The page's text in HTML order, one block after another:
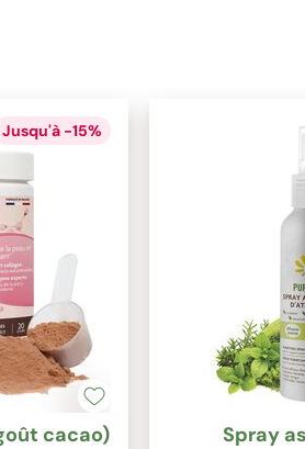
Jusqu'à -15%
cacao) Spray